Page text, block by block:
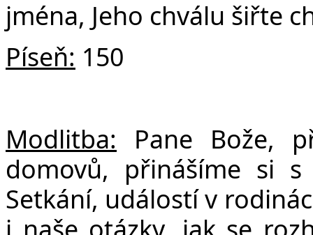
jména, Jeho chválu šiřte
Píseň: 150
Modlitba: Pane Bože,
domovů, přinášíme si
Setkání, událostí v